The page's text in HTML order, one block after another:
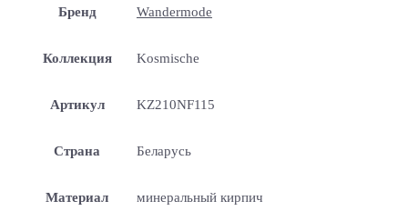
Бренд Wandermode
Коллекция Kosmische
Артикул KZ210NF115
Страна Беларусь
Материал минеральный кирпич